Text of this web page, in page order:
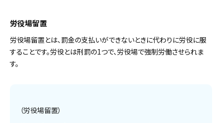
労役場留置
労役場留置とは、罰金の支払いができないときに代わりに労役に服
することです。労役とは刑罰の1つで、労役場で強制労働させられま
す。
（労役場留置）